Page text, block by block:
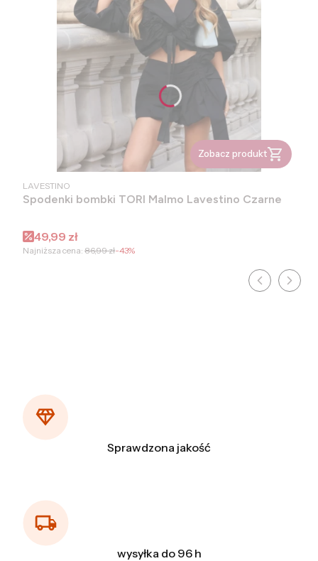
Zobacz produkt
PRODUCENT
LAVESTINO
Spodenki bombki TORI Malmo Lavestino Czarne
Cena promocyjna
49,99 zł
Najniższa cena: 86,99 zł-43%
Sprawdzona jakość
wysyłka do 96 h